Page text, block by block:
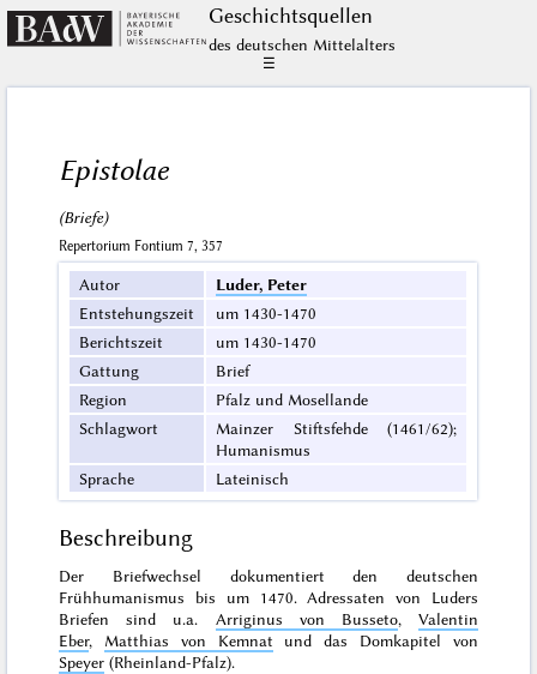
Geschichts­quellen
des deutschen Mittelalters
☰
Epistolae
(Briefe)
Repertorium Fontium 7, 357
Autor
Luder, Peter
Entstehungszeit
um 1430-1470
Berichtszeit
um 1430-1470
Gattung
Brief
Region
Pfalz und Mosellande
Schlagwort
Mainzer Stiftsfehde (1461/62);
Humanismus
Sprache
Lateinisch
Beschreibung
Der Briefwechsel dokumentiert den deutschen
Frühhumanismus bis um 1470. Adressaten von Luders
Briefen sind u.a. Arriginus von Busseto, Valentin
Eber, Matthias von Kemnat und das Domkapitel von
Speyer (Rheinland-Pfalz).